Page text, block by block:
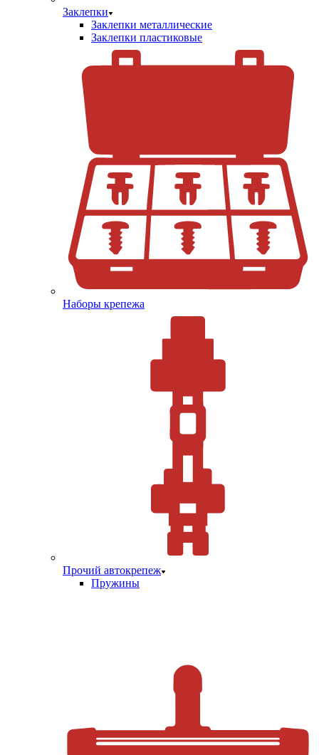
Заклепки
Заклепки металлические
Заклепки пластиковые
Наборы крепежа
Прочий автокрепеж
Пружины